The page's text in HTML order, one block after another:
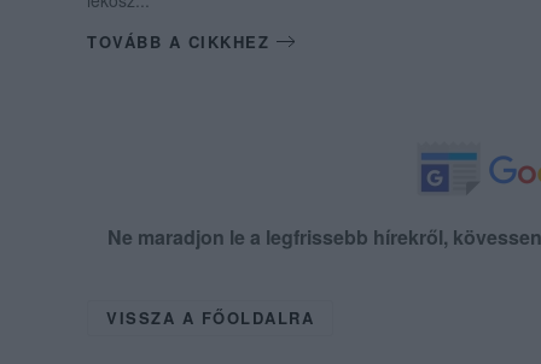
TOVÁBB A CIKKHEZ
Ne maradjon le a legfrissebb hírekről,
VISSZA A FŐOLDALRA